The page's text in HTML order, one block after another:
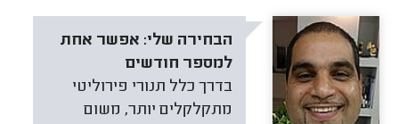
הבחירה שלי: אפשר אחת
למספר חודשים
בדרך כלל תנורי פירוליטי
מתקלקלים יותר, משום